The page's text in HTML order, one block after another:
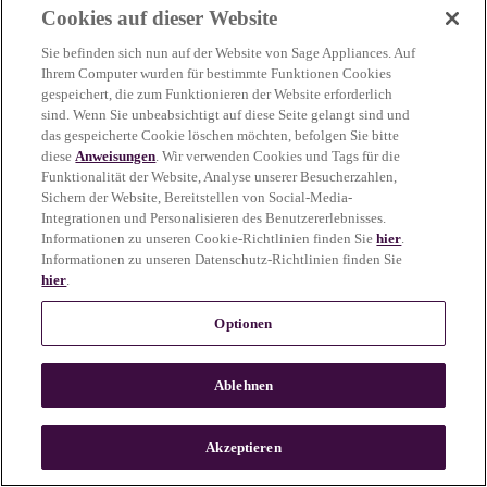
more information)
n
Cookies auf dieser Website
Sie befinden sich nun auf der Website von Sage Appliances. Auf
Ihrem Computer wurden für bestimmte Funktionen Cookies
gespeichert, die zum Funktionieren der Website erforderlich
sind. Wenn Sie unbeabsichtigt auf diese Seite gelangt sind und
das gespeicherte Cookie löschen möchten, befolgen Sie bitte
dieseAnweisungen. Wir verwenden Cookies und Tags für die
Funktionalität der Website, Analyse unserer Besucherzahlen,
Sichern der Website, Bereitstellen von Social-Media-
Integrationen und Personalisieren des Benutzererlebnisses.
Informationen zu unseren Cookie-Richtlinien finden Siehier.
Informationen zu unseren Datenschutz-Richtlinien finden Sie
hier.
Optionen
Ablehnen
Akzeptieren